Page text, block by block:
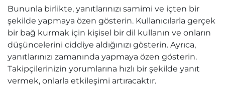
Bununla birlikte, yanıtlarınızı samimi ve içten bir
şekilde yapmaya özen gösterin. Kullanıcılarla gerçek
bir bağ kurmak için kişisel bir dil kullanın ve onların
düşüncelerini ciddiye aldığınızı gösterin. Ayrıca,
yanıtlarınızı zamanında yapmaya özen gösterin.
Takipçilerinizin yorumlarına hızlı bir şekilde yanıt
vermek, onlarla etkileşimi artıracaktır.